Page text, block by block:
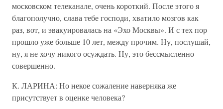
московском телеканале, очень короткий. После этого я
благополучно, слава тебе господи, хватило мозгов как
раз, вот, и эвакуировалась на «Эхо Москвы». И с тех пор
прошло уже больше 10 лет, между прочим. Ну, послушай,
ну, я не хочу никого осуждать. Ну, это бессмысленно
совершенно.
К. ЛАРИНА: Но некое сожаление наверняка же
присутствует в оценке человека?